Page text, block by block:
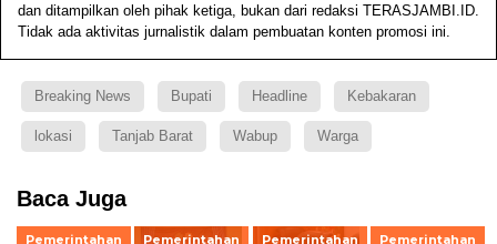
dan ditampilkan oleh pihak ketiga, bukan dari redaksi TERASJAMBI.ID.
Tidak ada aktivitas jurnalistik dalam pembuatan konten promosi ini.
Breaking News Bupati Headline Kebakaran
lokasi Tanjab Barat Wabup Warga
Baca Juga
Pemerintahan Pemerintahan Pemerintahan Pemerintahan